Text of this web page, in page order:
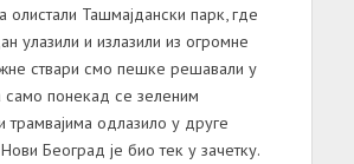
олистали Ташмајдански парк, где
улазили и излазили из огромне
ствари смо пешке решавали у
само понекад се зеленим
трамвајима одлазило у друге
Београд је био тек у зачетку.